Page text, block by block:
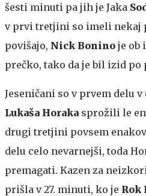
šesti minuti pa jih je Jaka
v prvi tretjini so imeli nekaj
povišajo, Nick Bonino je ob
prečko, tako da je bil izid po
Jeseničani so v prvem delu
Lukaša Horaka sprožili le
drugi tretjini povsem
delu celo nevarnejši, toda
premagati. Kazen za
prišla v 27. minuti, ko je Rok